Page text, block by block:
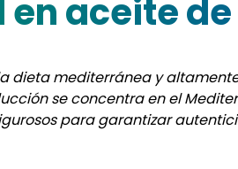
aceite
dieta mediterránea y
se concentra en el
para garantizar